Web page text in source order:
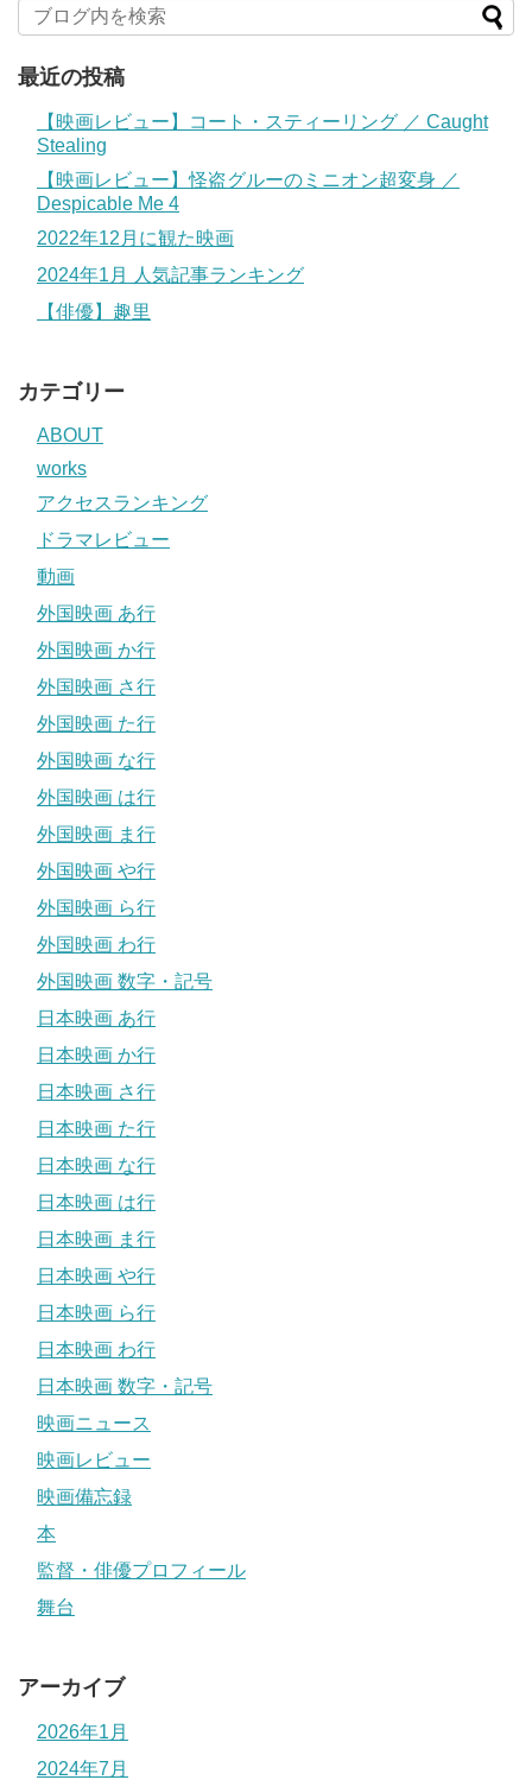
最近の投稿
【映画レビュー】コート・スティーリング ／ Caught
Stealing
【映画レビュー】怪盗グルーのミニオン超変身 ／
Despicable Me 4
2022年12月に観た映画
2024年1月 人気記事ランキング
【俳優】趣里
カテゴリー
ABOUT
works
アクセスランキング
ドラマレビュー
動画
外国映画 あ行
外国映画 か行
外国映画 さ行
外国映画 た行
外国映画 な行
外国映画 は行
外国映画 ま行
外国映画 や行
外国映画 ら行
外国映画 わ行
外国映画 数字・記号
日本映画 あ行
日本映画 か行
日本映画 さ行
日本映画 た行
日本映画 な行
日本映画 は行
日本映画 ま行
日本映画 や行
日本映画 ら行
日本映画 わ行
日本映画 数字・記号
映画ニュース
映画レビュー
映画備忘録
本
監督・俳優プロフィール
舞台
アーカイブ
2026年1月
2024年7月